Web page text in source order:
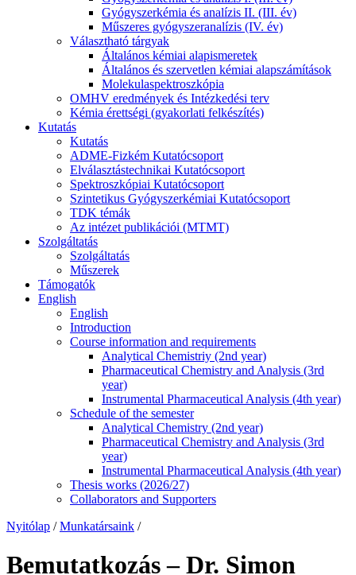
Gyógyszerkémia és analízis II. (III. év)
Műszeres gyógyszeranalízis (IV. év)
Választható tárgyak
Általános kémiai alapismeretek
Általános és szervetlen kémiai alapszámítások
Molekulaspektroszkópia
OMHV eredmények és Intézkedési terv
Kémia érettségi (gyakorlati felkészítés)
Kutatás
Kutatás
ADME-Fizkém Kutatócsoport
Elválasztástechnikai Kutatócsoport
Spektroszkópiai Kutatócsoport
Szintetikus Gyógyszerkémiai Kutatócsoport
TDK témák
Az intézet publikációi (MTMT)
Szolgáltatás
Szolgáltatás
Műszerek
Támogatók
English
English
Introduction
Course information and requirements
Analytical Chemistriy (2nd year)
Pharmaceutical Chemistry and Analysis (3rd
year)
Instrumental Pharmaceutical Analysis (4th year)
Schedule of the semester
Analytical Chemistry (2nd year)
Pharmaceutical Chemistry and Analysis (3rd
year)
Instrumental Pharmaceutical Analysis (4th year)
Thesis works (2026/27)
Collaborators and Supporters
Nyitólap / Munkatársaink /
Bemutatkozás – Dr. Simon